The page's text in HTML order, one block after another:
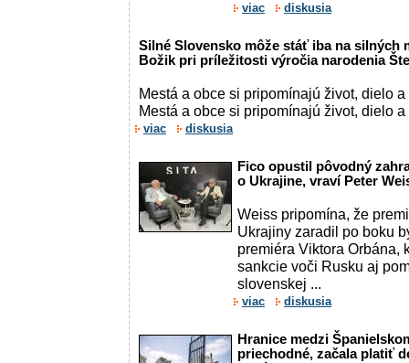
viac diskusia
Silné Slovensko môže stáť iba na silných
Božik pri príležitosti výročia narodenia
Mestá a obce si pripomínajú život, dielo
Mestá a obce si pripomínajú život, dielo
viac diskusia
Fico opustil pôvodný
o Ukrajine, vraví Peter
Weiss pripomína, že
Ukrajiny zaradil po boku
premiéra Viktora Orbána,
sankcie voči Rusku aj
slovenskej ...
viac diskusia
Hranice medzi
priechodné, začala platiť